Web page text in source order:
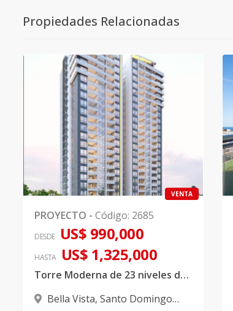
Propiedades Relacionadas
VENTA
PROYECTO - Código: 2685
DESDE US$ 990,000
HASTA US$ 1,325,000
Torre Moderna de 23 niveles de apartamentos, proyectados a 2 apartamentos por nivel.
Bella Vista, Santo Domingo